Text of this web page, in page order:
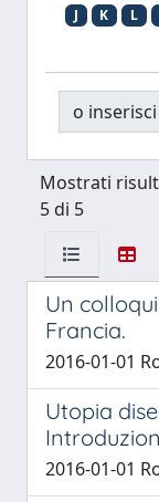
J
K L
o
Mostrati
5 di 5
Un
Francia.
2016-01-01
Utopia
2016-01-01